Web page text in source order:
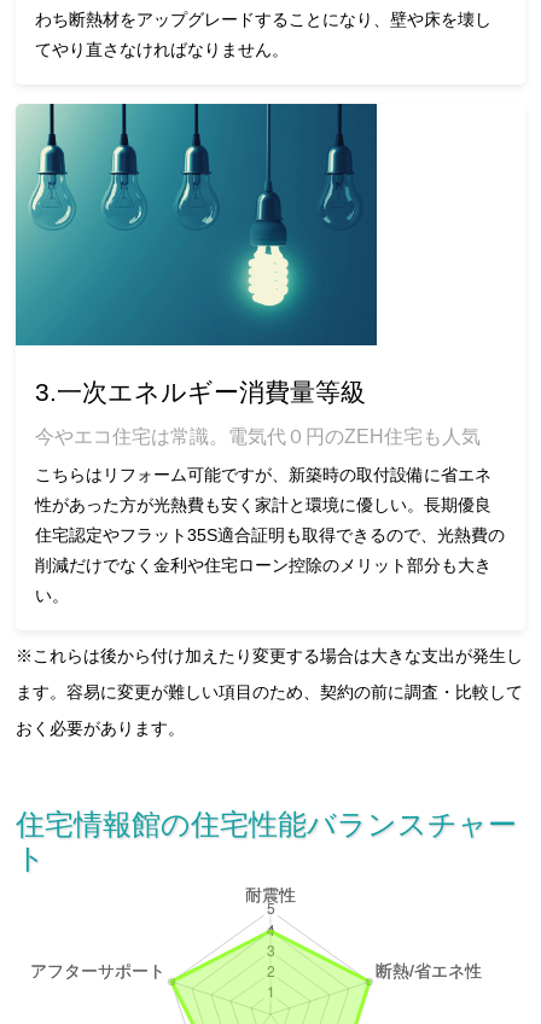
わち断熱材をアップグレードすることになり、壁や床を壊し
てやり直さなければなりません。
3.一次エネルギー消費量等級
今やエコ住宅は常識。電気代０円のZEH住宅も人気
こちらはリフォーム可能ですが、新築時の取付設備に省エネ
性があった方が光熱費も安く家計と環境に優しい。長期優良
住宅認定やフラット35S適合証明も取得できるので、光熱費の
削減だけでなく金利や住宅ローン控除のメリット部分も大き
い。
※これらは後から付け加えたり変更する場合は大きな支出が発生し
ます。容易に変更が難しい項目のため、契約の前に調査・比較して
おく必要があります。
住宅情報館の住宅性能バランスチャー
ト